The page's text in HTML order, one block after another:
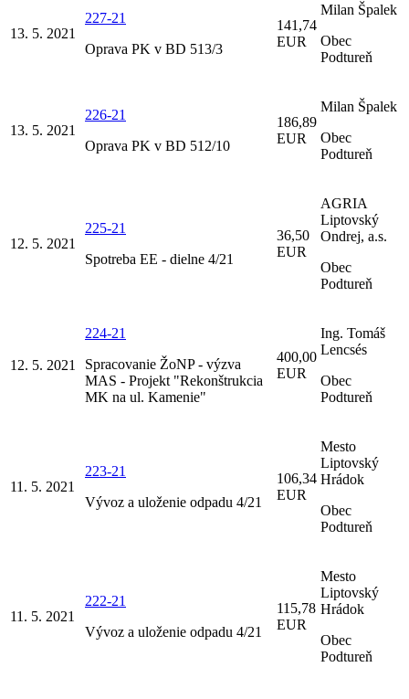
13. 5. 2021
227-21
Oprava PK v BD 513/3
141,74
EUR
Milan Špalek
Obec
Podtureň
13. 5. 2021
226-21
Oprava PK v BD 512/10
186,89
EUR
Milan Špalek
Obec
Podtureň
12. 5. 2021
225-21
Spotreba EE - dielne 4/21
36,50
EUR
AGRIA
Liptovský
Ondrej, a.s.
Obec
Podtureň
12. 5. 2021
224-21
Spracovanie ŽoNP - výzva
MAS - Projekt "Rekonštrukcia
MK na ul. Kamenie"
400,00
EUR
Ing. Tomáš
Lencsés
Obec
Podtureň
11. 5. 2021
223-21
Vývoz a uloženie odpadu 4/21
106,34
EUR
Mesto
Liptovský
Hrádok
Obec
Podtureň
11. 5. 2021
222-21
Vývoz a uloženie odpadu 4/21
115,78
EUR
Mesto
Liptovský
Hrádok
Obec
Podtureň